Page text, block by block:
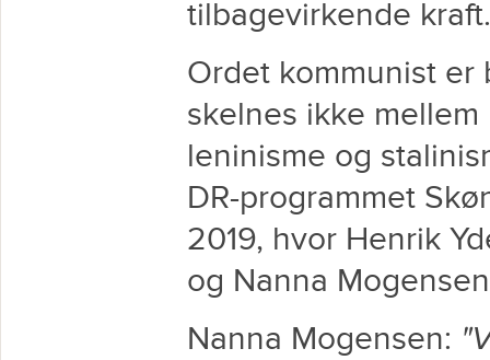
tilbagevirkende kraft.
Ordet kommunist
skelnes ikke
leninisme og
DR-programmet
2019, hvor Henrik
og Nanna
Nanna Mogensen: